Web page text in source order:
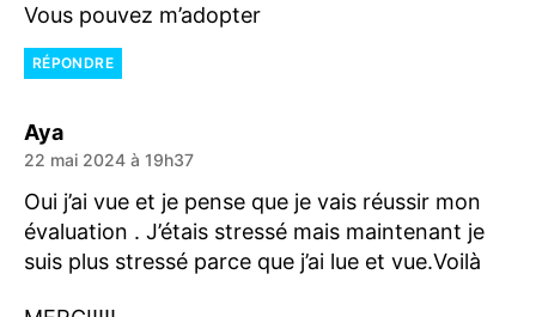
Vous pouvez m’adopter
RÉPONDRE
Ayadit :
22 mai 2024 à 19h37
Oui j’ai vue et je pense que je vais réussir mon
évaluation . J’étais stressé mais maintenant je
suis plus stressé parce que j’ai lue et vue.Voilà